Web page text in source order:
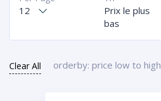
Prix le plus
bas
12
Clear All orderby: price low to high